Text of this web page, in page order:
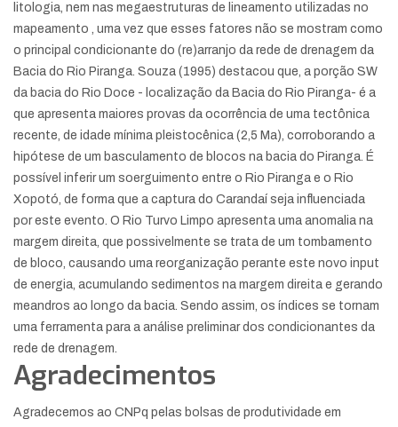
litologia, nem nas megaestruturas de lineamento utilizadas no
mapeamento , uma vez que esses fatores não se mostram como
o principal condicionante do (re)arranjo da rede de drenagem da
Bacia do Rio Piranga. Souza (1995) destacou que, a porção SW
da bacia do Rio Doce - localização da Bacia do Rio Piranga- é a
que apresenta maiores provas da ocorrência de uma tectônica
recente, de idade mínima pleistocênica (2,5 Ma), corroborando a
hipótese de um basculamento de blocos na bacia do Piranga. É
possível inferir um soerguimento entre o Rio Piranga e o Rio
Xopotó, de forma que a captura do Carandaí seja influenciada
por este evento. O Rio Turvo Limpo apresenta uma anomalia na
margem direita, que possivelmente se trata de um tombamento
de bloco, causando uma reorganização perante este novo input
de energia, acumulando sedimentos na margem direita e gerando
meandros ao longo da bacia. Sendo assim, os índices se tornam
uma ferramenta para a análise preliminar dos condicionantes da
rede de drenagem.
Agradecimentos
Agradecemos ao CNPq pelas bolsas de produtividade em